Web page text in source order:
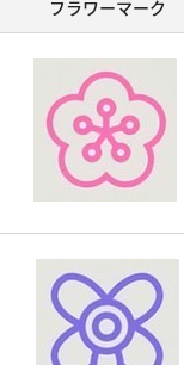
フラワーマーク